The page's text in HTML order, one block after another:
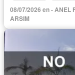
Gimnasio
Seguridad
08/07/2026 en - ANEL
ARSIM